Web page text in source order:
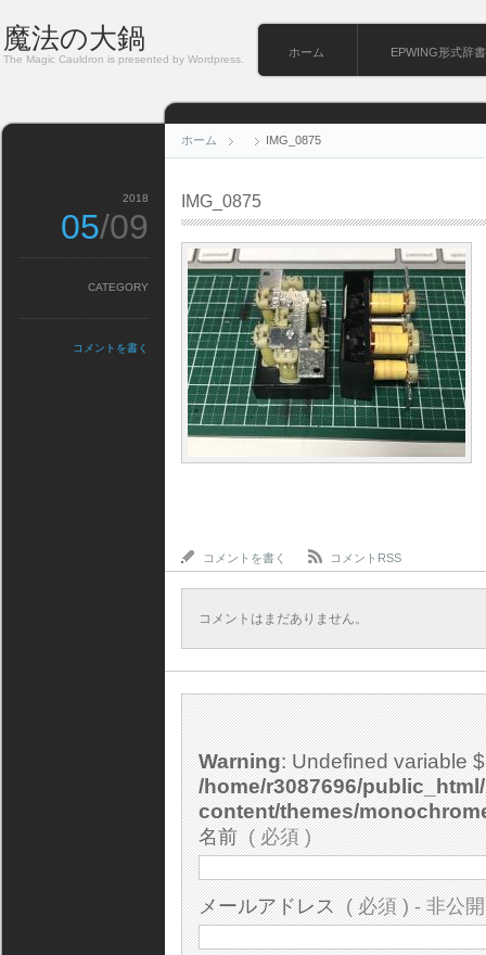
魔法の大鍋
The Magic Cauldron is presented by Wordpress.
ホーム EPWING形式辞書
ホーム IMG_0875
IMG_0875
2018
05/09
CATEGORY
コメントを書く
コメントを書く コメントRSS
コメントはまだありません。
Warning : Undefined variable
/home/r3087696/
content/themes/
名前 ( 必須 )
メールアドレス ( 必須 ) - 非公